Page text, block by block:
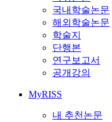
국내학술논문
해외학술논문
학술지
단행본
연구보고서
공개강의
MyRISS
내 추천논문